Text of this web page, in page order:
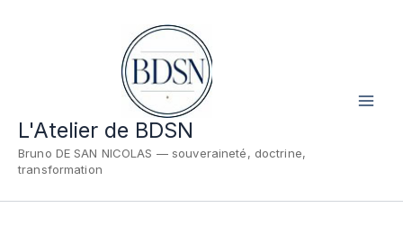
L'Atelier de BDSN
Bruno DE SAN NICOLAS — souveraineté, doctrine,
transformation